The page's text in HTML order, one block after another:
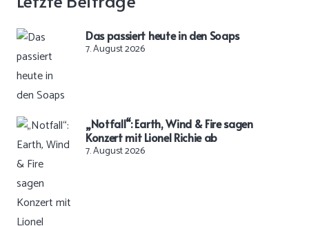
Das passiert heute in den Soaps
7. August 2026
„Notfall“: Earth, Wind & Fire sagen
Konzert mit Lionel Richie ab
7. August 2026